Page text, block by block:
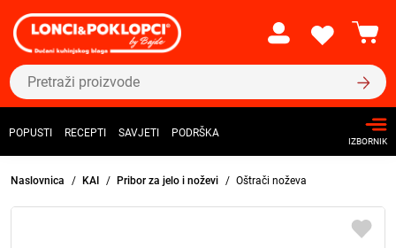
POPUSTI RECEPTI SAVJETI PODRŠKA
IZBORNIK
Naslovnica KAI Pribor za jelo i noževi Oštrači noževa